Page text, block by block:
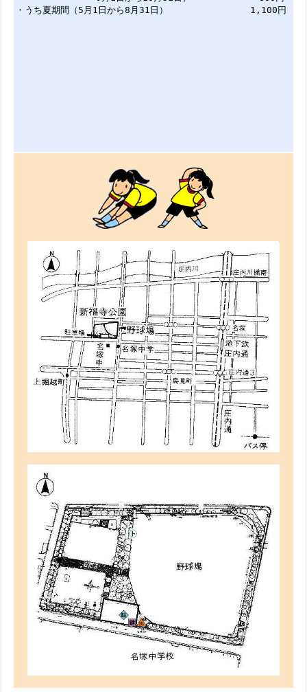
・うち夏期間（5月1日から8月31日） 1,100円